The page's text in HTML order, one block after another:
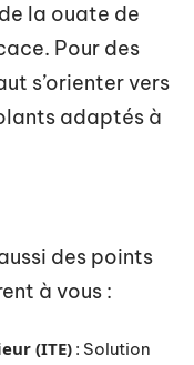
la ouate de
Pour des
s’orienter vers
adaptés à
des points
à vous :
(ITE) : Solution